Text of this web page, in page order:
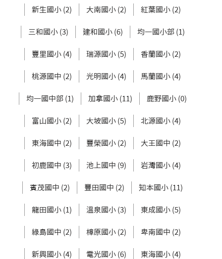
新生國小 (2) 大南國小 (2) 紅葉國小 (2)
三和國小 (3) 建和國小 (6) 均一國小部 (1)
豐里國小 (4) 瑞源國小 (5) 香蘭國小 (2)
桃源國中 (2) 光明國小 (4) 馬蘭國小 (4)
均一國中部 (1) 加拿國小 (11) 鹿野國小 (0)
富山國小 (2) 大坡國小 (5) 北源國小 (4)
東海國中 (2) 豐榮國小 (2) 大王國中 (2)
初鹿國中 (3) 池上國中 (9) 岩灣國小 (4)
賓茂國中 (2) 豐田國中 (2) 知本國小 (11)
龍田國小 (1) 溫泉國小 (3) 東成國小 (5)
綠島國中 (2) 樟原國小 (2) 卑南國中 (2)
新興國小 (4) 電光國小 (6) 東海國小 (4)